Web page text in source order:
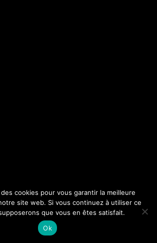
cookies pour vous garantir la meilleure
site web. Si vous continuez à utiliser ce
que vous en êtes satisfait.
Ok